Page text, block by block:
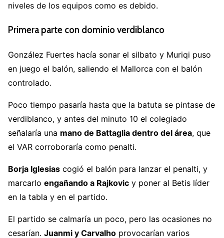
niveles de los equipos como es debido.
Primera parte con dominio verdiblanco
González Fuertes hacía sonar el silbato y Muriqi puso
en juego el balón, saliendo el Mallorca con el balón
controlado.
Poco tiempo pasaría hasta que la batuta se pintase de
verdiblanco, y antes del minuto 10 el colegiado
señalaría una mano de Battaglia dentro del área, que
el VAR corroboraría como penalti.
Borja Iglesias cogió el balón para lanzar el penalti, y
marcarlo engañando a Rajkovic y poner al Betis líder
en la tabla y en el partido.
El partido se calmaría un poco, pero las ocasiones no
cesarían. Juanmi y Carvalho provocarían varios